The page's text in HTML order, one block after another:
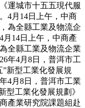
運城市十五五現代服
4月14日上午，中商
為全縣工業及物流企
14日上午，中商產
全縣工業及物流企業
年4月8日，普洱市工
新型工業化發展規
4月8日，普洱市工業
型工業化發展規劃》
產業研究院課題組赴